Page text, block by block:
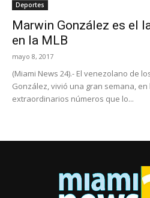
Deportes
Marwin González es el
en la MLB
mayo 8, 2017
(Miami News 24).- El venezolano de
González, vivió una gran semana, en
extraordinarios números que lo...